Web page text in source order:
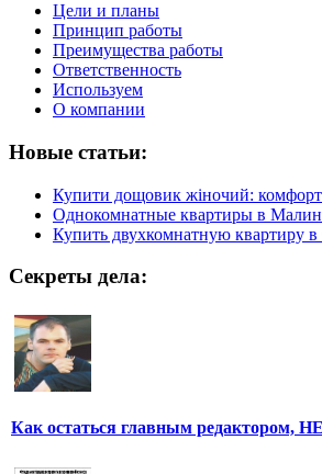
Цели и планы
Принцип работы
Преимущества работы
Ответственность
Используем
О компании
Новые статьи:
Купити дощовик жіночий: комфорт
Однокомнатные квартиры в
Купить двухкомнатную квартиру
Секреты дела:
Как остаться главным редактором,